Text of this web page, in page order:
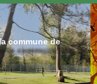
commune de